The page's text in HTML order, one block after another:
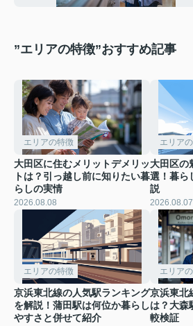
”エリアの特徴”おすすめ記事
エリアの特徴
大田区に住むメリットデメリッ
トは？引っ越し前に知りたい暮
らしの実情
2026.08.08
エリア
大田区の
選！暮ら
説
2026.08.07
エリアの特徴
京浜東北線の人気駅ランキング
を解説！蒲田駅は何位か暮らし
やすさと併せて紹介
エリア
京浜東北
は？大森
較検証